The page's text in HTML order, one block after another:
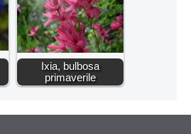
Ixia, bulbosa
primaverile